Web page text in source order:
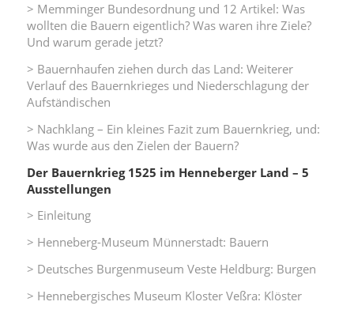
> Memminger Bundesordnung und 12 Artikel: Was
wollten die Bauern eigentlich? Was waren ihre Ziele?
Und warum gerade jetzt?
> Bauernhaufen ziehen durch das Land: Weiterer
Verlauf des Bauernkrieges und Niederschlagung der
Aufständischen
> Nachklang – Ein kleines Fazit zum Bauernkrieg, und:
Was wurde aus den Zielen der Bauern?
Der Bauernkrieg 1525 im Henneberger Land – 5
Ausstellungen
> Einleitung
> Henneberg-Museum Münnerstadt: Bauern
> Deutsches Burgenmuseum Veste Heldburg: Burgen
> Hennebergisches Museum Kloster Veßra: Klöster